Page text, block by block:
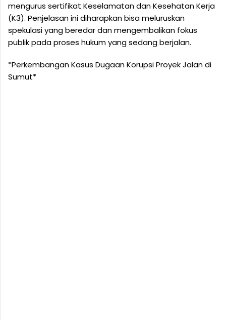
mengurus sertifikat Keselamatan dan Kesehatan Kerja
(K3). Penjelasan ini diharapkan bisa meluruskan
spekulasi yang beredar dan mengembalikan fokus
publik pada proses hukum yang sedang berjalan.
*Perkembangan Kasus Dugaan Korupsi Proyek Jalan di
Sumut*